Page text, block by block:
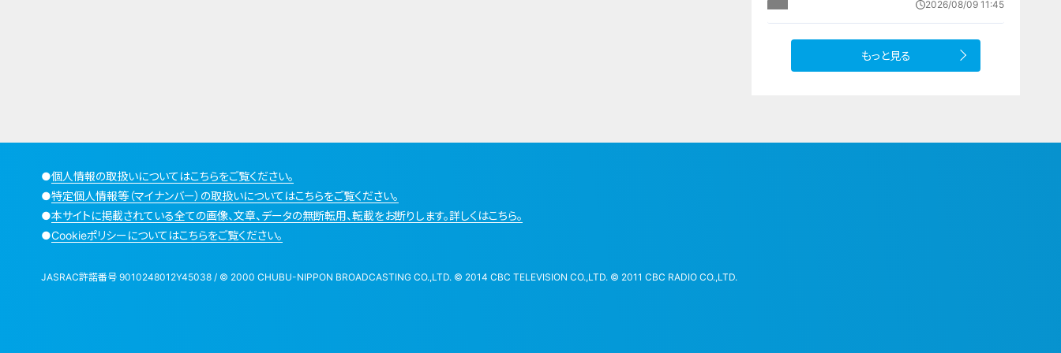
2026/08/09 11:45
もっと見る
●個人情報の取扱いについてはこちらをご覧ください。
●特定個人情報等（マイナンバー）の取扱いについてはこちらをご覧ください。
●本サイトに掲載されている全ての画像、文章、データの無断転用、転載をお断りします。詳しくはこちら。
●Cookieポリシーについてはこちらをご覧ください。
JASRAC許諾番号 9010248012Y45038 / © 2000 CHUBU-NIPPON BROADCASTING CO.,LTD. © 2014 CBC TELEVISION CO.,LTD. © 2011 CBC RADIO CO.,LTD.